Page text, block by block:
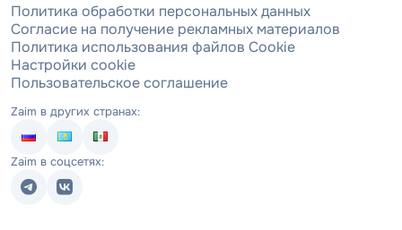
Политика обработки персональных данных
Согласие на получение рекламных материалов
Политика использования файлов Cookie
Настройки cookie
Пользовательское соглашение
Zaim в других странах:
Zaim в соцсетях: